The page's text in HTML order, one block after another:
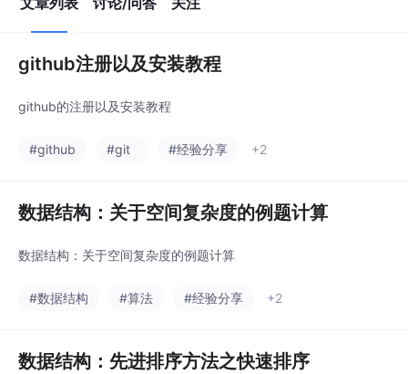
github注册以及安装教程
github的注册以及安装教程
#github #git #经验分享 +2
数据结构：关于空间复杂度的例题计算
数据结构：关于空间复杂度的例题计算
#数据结构 #算法 #经验分享 +2
数据结构：先进排序方法之快速排序